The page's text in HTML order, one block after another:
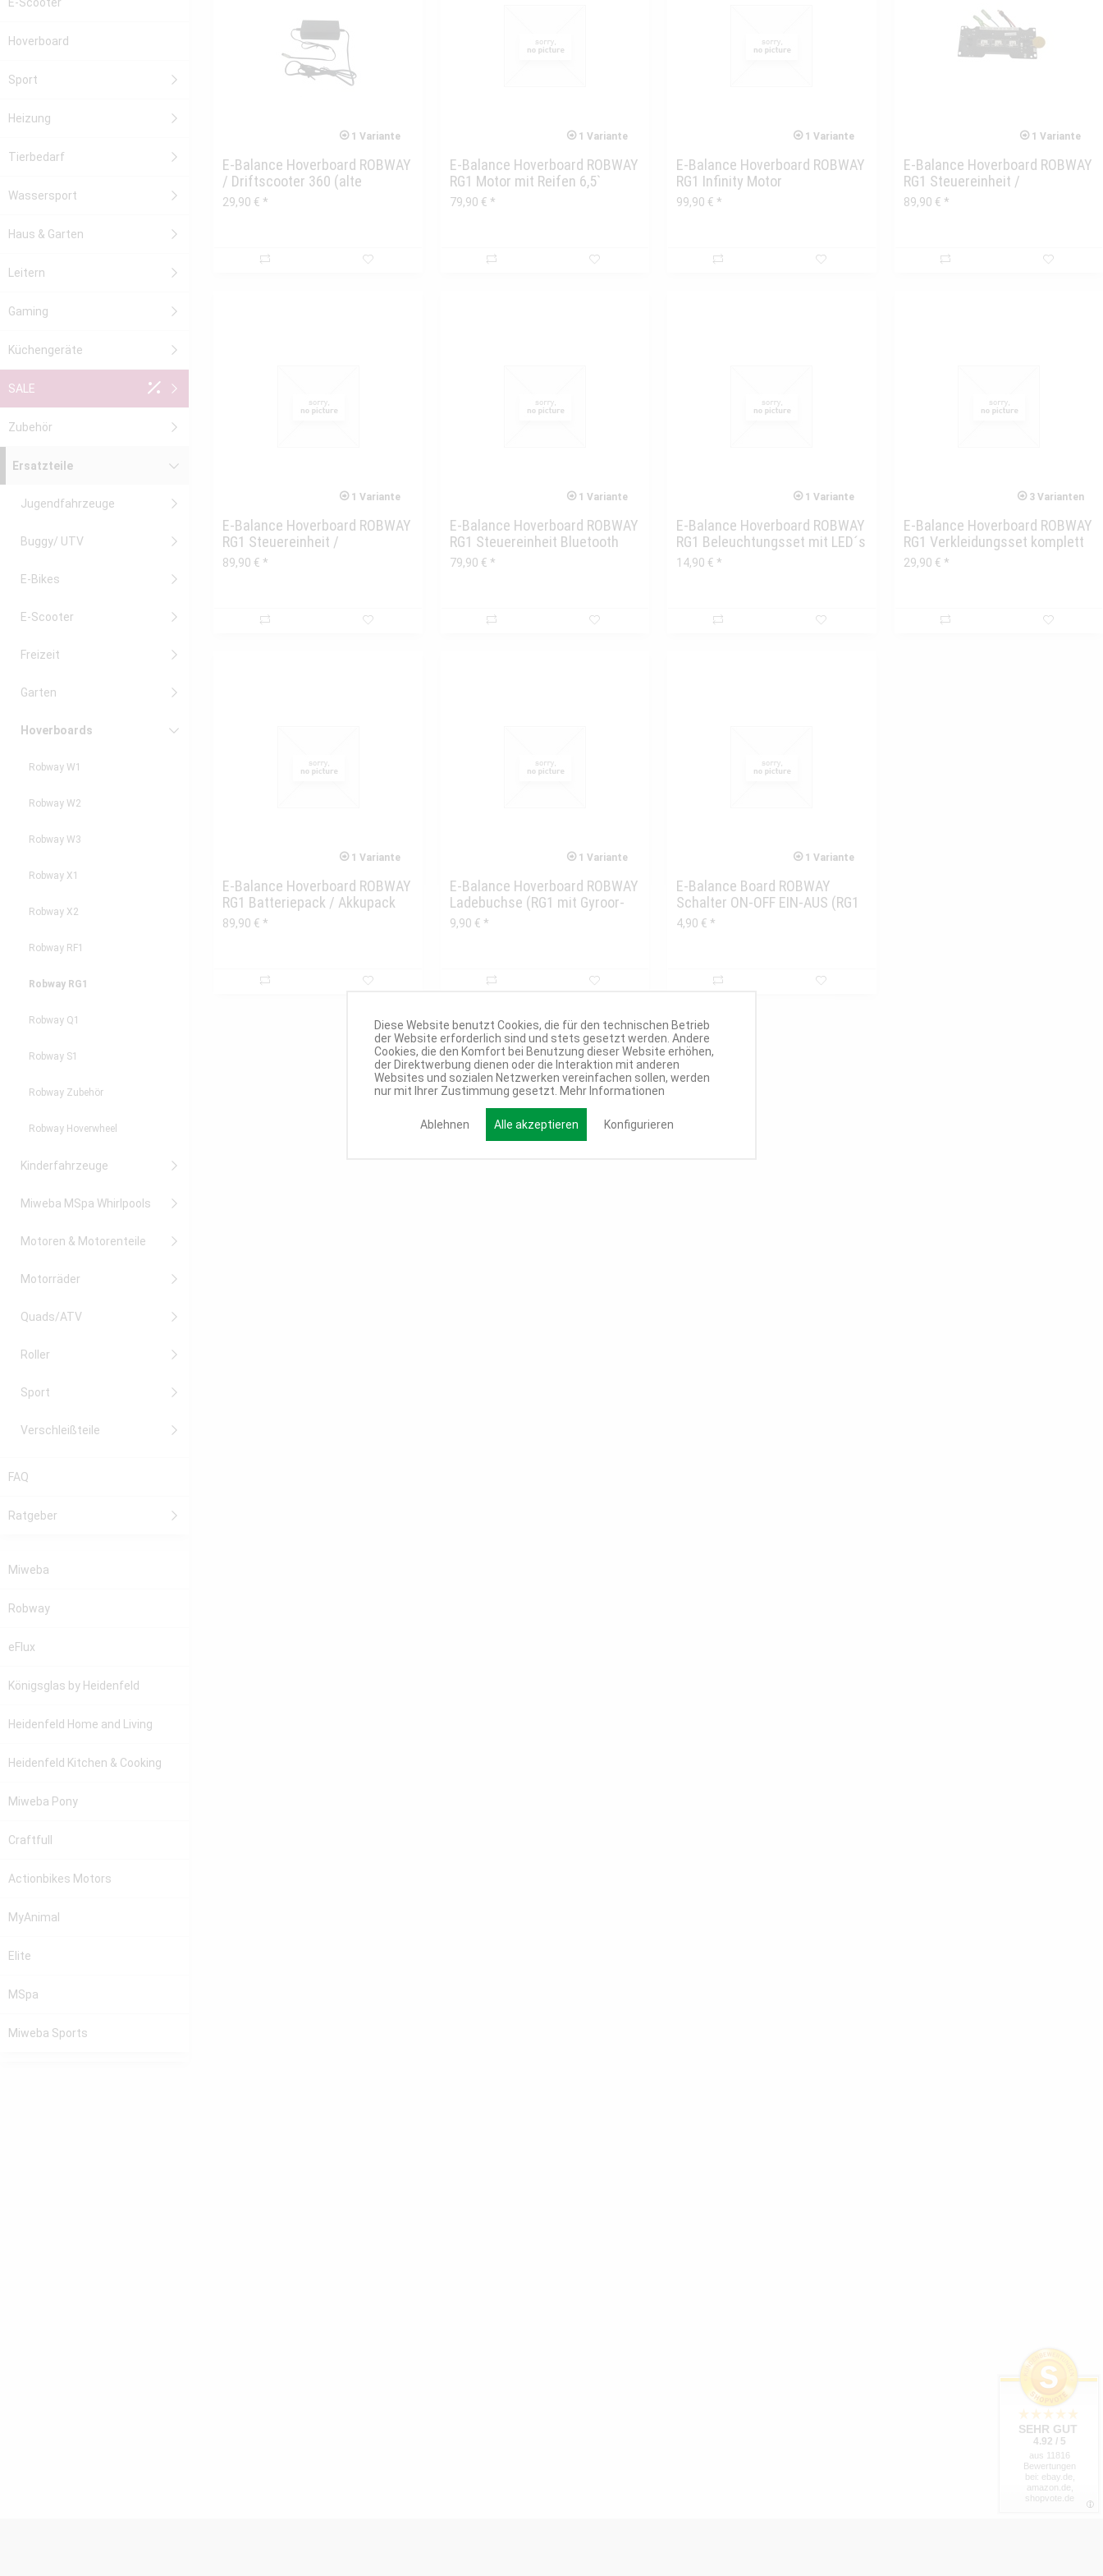
Hoverboard
Sport
Heizung
Tierbedarf
Wassersport
Haus & Garten
Leitern
Gaming
Küchengeräte
SALE
Zubehör
Ersatzteile
Jugendfahrzeuge
Buggy/ UTV
E-Bikes
E-Scooter
Freizeit
Garten
Hoverboards
Robway W1
Robway W2
Robway W3
Robway X1
Robway X2
Robway RF1
Robway RG1
Robway Q1
Robway S1
Robway Zubehör
Robway Hoverwheel
Kinderfahrzeuge
Miweba MSpa Whirlpools
Motoren & Motorenteile
Motorräder
Quads/ATV
Roller
Sport
Verschleißteile
FAQ
Ratgeber
Miweba
Robway
eFlux
Königsglas by Heidenfeld
Heidenfeld Home and Living
Heidenfeld Kitchen & Cooking
Miweba Pony
Craftfull
Actionbikes Motors
MyAnimal
Elite
MSpa
Miweba Sports
1 Variante
E-Balance Hoverboard ROBWAY
/ Driftscooter 360 (alte
Version)...
29,90 € *
1 Variante
E-Balance Hoverboard ROBWAY
RG1 Motor mit Reifen 6,5`
79,90 € *
1 Variante
E-Balance Hoverboard ROBWAY
RG1 Infinity Motor
99,90 € *
1 Variante
E-Balance Hoverboard ROBWAY
RG1 Steuereinheit /
Mainboard...
89,90 € *
1 Variante
E-Balance Hoverboard ROBWAY
RG1 Steuereinheit /
Mainboard...
89,90 € *
1 Variante
E-Balance Hoverboard ROBWAY
RG1 Steuereinheit Bluetooth
79,90 € *
1 Variante
E-Balance Hoverboard ROBWAY
RG1 Beleuchtungsset mit LED´s
14,90 € *
3 Varianten
E-Balance Hoverboard ROBWAY
RG1 Verkleidungsset komplett
unten...
29,90 € *
1 Variante
E-Balance Hoverboard ROBWAY
RG1 Batteriepack / Akkupack
im...
89,90 € *
1 Variante
E-Balance Hoverboard ROBWAY
Ladebuchse (RG1 mit Gyroor-
App,...
9,90 € *
1 Variante
E-Balance Board ROBWAY
Schalter ON-OFF EIN-AUS (RG1
mit...
4,90 € *
Diese Website benutzt Cookies, die für den technischen Betrieb
der Website erforderlich sind und stets gesetzt werden. Andere
Cookies, die den Komfort bei Benutzung dieser Website erhöhen,
der Direktwerbung dienen oder die Interaktion mit anderen
Websites und sozialen Netzwerken vereinfachen sollen, werden
nur mit Ihrer Zustimmung gesetzt. Mehr Informationen
Ablehnen Alle akzeptieren Konfigurieren
SEHR GUT
4.92 / 5
aus 11816
Bewertungen
bei: ebay.de,
amazon.de,
shopvote.de